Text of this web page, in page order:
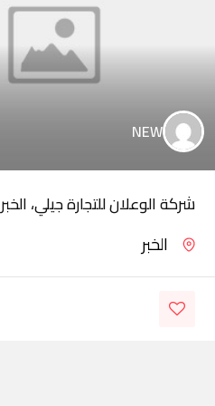
NEW
شركة الوعلان للتجارة جيلي، الخبر
الخبر